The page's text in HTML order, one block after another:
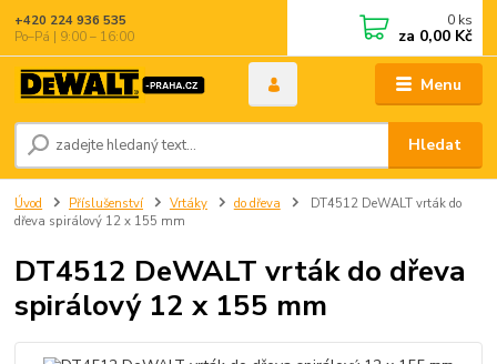
Menu
Hledat
+420 224 936 535
Po–Pá | 9:00 – 16:00
0 ks
za 0,00 Kč
Úvod Příslušenství Vrtáky do dřeva
DT4512 DeWALT vrták do
dřeva spirálový 12 x 155 mm
DT4512 DeWALT vrták do dřeva
spirálový 12 x 155 mm